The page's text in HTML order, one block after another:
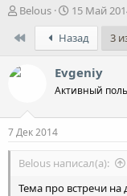
А
т
р
т
ы
Belous
Д
а
т
а
н
а
ч
15 Май
Назад 3
Evgeniy
Активный
7 Дек 2014
Belous написал(а):
Тема про встречи на